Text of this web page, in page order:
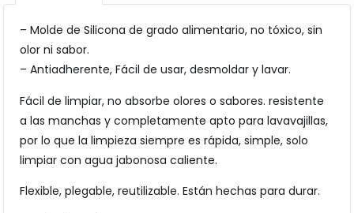
– Molde de Silicona de grado alimentario, no tóxico, sin
olor ni sabor.
– Antiadherente, Fácil de usar, desmoldar y lavar.
Fácil de limpiar, no absorbe olores o sabores. resistente
a las manchas y completamente apto para lavavajillas,
por lo que la limpieza siempre es rápida, simple, solo
limpiar con agua jabonosa caliente.
Flexible, plegable, reutilizable. Están hechas para durar.